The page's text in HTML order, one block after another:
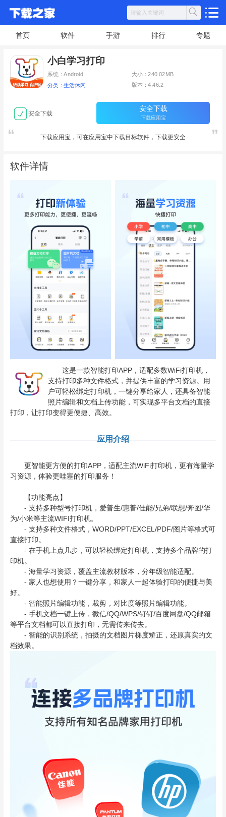
首页 软件 手游 排行 专题
小白学习打印
系统：Android 大小：240.02MB
分类：生活休闲 版本：4.46.2
安全下载
安全下载
下载应用宝
下载应用宝，可在应用宝中下载目标软件，下载更安全
软件详情
这是一款智能打印APP，适配多数WiFi打印机，
支持打印多种文件格式，并提供丰富的学习资源。用
户可轻松绑定打印机，一键分享给家人，还具备智能
照片编辑和文档上传功能，可实现多平台文档的直接
打印，让打印变得更便捷、高效。
应用介绍
更智能更方便的打印APP，适配主流WiFi打印机，更有海量学
习资源，体验更哇塞的打印服务！
【功能亮点】
- 支持多种型号打印机，爱普生/惠普/佳能/兄弟/联想/奔图/华
为/小米等主流WIFI打印机。
- 支持多种文件格式，WORD/PPT/EXCEL/PDF/图片等格式可
直接打印。
- 在手机上点几步，可以轻松绑定打印机，支持多个品牌的打
印机。
- 海量学习资源，覆盖主流教材版本，分年级智能适配。
- 家人也想使用？一键分享，和家人一起体验打印的便捷与美
好。
- 智能照片编辑功能，裁剪，对比度等照片编辑功能。
- 手机文档一键上传，微信/QQ/WPS/钉钉/百度网盘/QQ邮箱
等平台文档都可以直接打印，无需传来传去。
- 智能的识别系统，拍摄的文档图片梯度矫正，还原真实的文
档效果。